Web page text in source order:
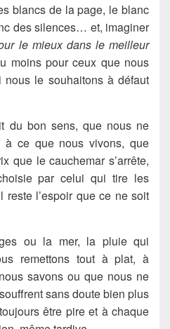
blancs de la page, le blanc
des silences… et, imaginer
le mieux dans le meilleur
moins pour ceux que nous
le souhaitons à défaut
du bon sens, que nous ne
à ce que nous vivons, que
que le cauchemar s’arrête,
par celui qui tire les
l’espoir que ce ne soit
ou la mer, la pluie qui
remettons tout à plat, à
savons ou que nous ne
sans doute bien plus
être pire et à chaque